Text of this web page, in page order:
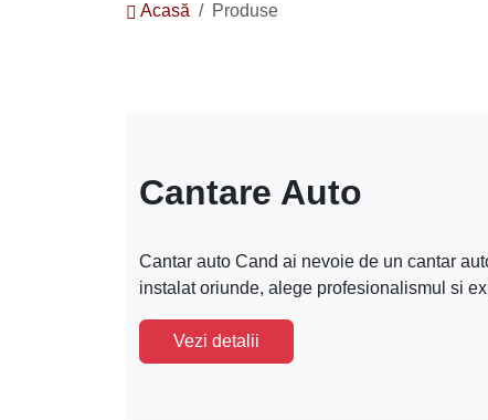
Acasă Produse
Cantare Auto
Cantar auto Cand ai nevoie de un cantar
instalat oriunde, alege profesionalismul si
Vezi detalii